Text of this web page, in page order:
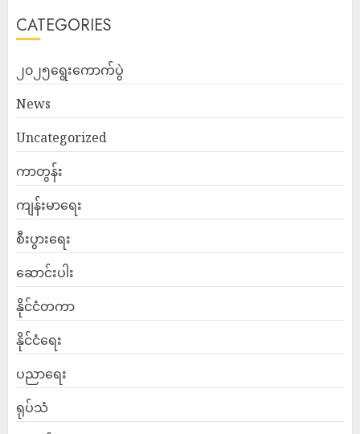
CATEGORIES
၂၀၂၅ရွေးကောက်ပွဲ
News
Uncategorized
ကာတွန်း
ကျန်းမာရေး
စီးပွားရေး
ဆောင်းပါး
နိုင်ငံတကာ
နိုင်ငံရေး
ပညာရေး
ရုပ်သံ